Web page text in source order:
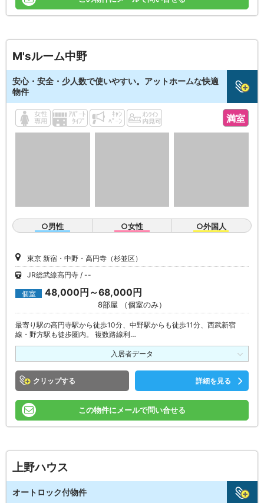
M'sルーム中野
安心・安全・少人数で使いやすい。アットホームな快適
物件
満室
○男性 ○女性 ○外国人
東京 新宿・中野・高円寺（杉並区）
JR総武線高円寺
--
個室 48,000円～68,000円
8部屋 （個室のみ）
最寄り駅の高円寺駅から徒歩10分、中野駅からも徒歩11分、西武新宿
線・野方駅も徒歩圏内。 複数路線利…
入居者データ
クリップ 詳細を見る
この物件にメールで問い合せる
上野ハウス
オートロック付物件